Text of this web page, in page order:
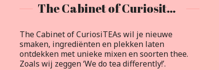
The Cabinet of Curiositeas
The Cabinet of CuriosiTEAs wil je nieuwe
smaken, ingrediënten en plekken laten
ontdekken met unieke mixen en soorten thee.
Zoals wij zeggen ‘We do tea differently!’.